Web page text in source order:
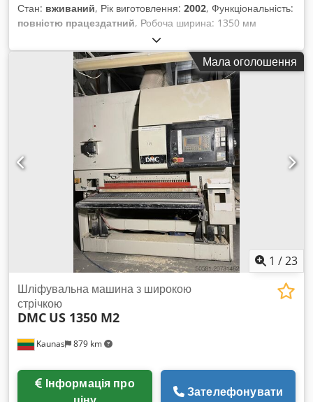
Стан: вживаний, Рік виготовлення: 2002, Функціональність:
повністю працездатний, Робоча ширина: 1350 мм
Максимальна товщина: 140 мм Cjdpfxexwwhwj Ac Djrf Тип:
Нижній (Bottom) Кількість одиниць: 2 Загальна встановлена
потужність: 2,2 кВт Габарити (Д×Ш×В): 2700,0 × 3200,0 ×
2400,0 мм Вага: 3500 кг
Мала оголошення
1 /23
Kaunas 879 km
Шліфувальна машина з широкою
стрічкою
DMC US 1350 M2
Зателефонувати